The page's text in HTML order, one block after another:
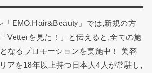
「EMO.Hair&Beauty」では,新規の方
Vetterを見た！」と伝えると,全ての施
なるプロモーションを実施中！ 美容
アを18年以上持つ日本人4人が常駐し,